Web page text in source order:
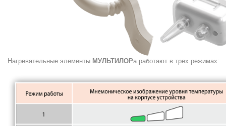
Нагревательные элементы МУЛЬТИЛОРа работают в трех режимах: